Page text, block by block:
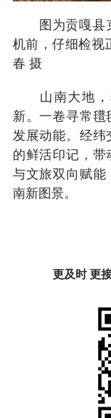
图为贡嘎县克
机前，仔细检视
春 摄
山南大地，
新。一卷寻常
发展动能。经纬
的鲜活印记，
与文旅双向赋能
南新图景。
更及时 更